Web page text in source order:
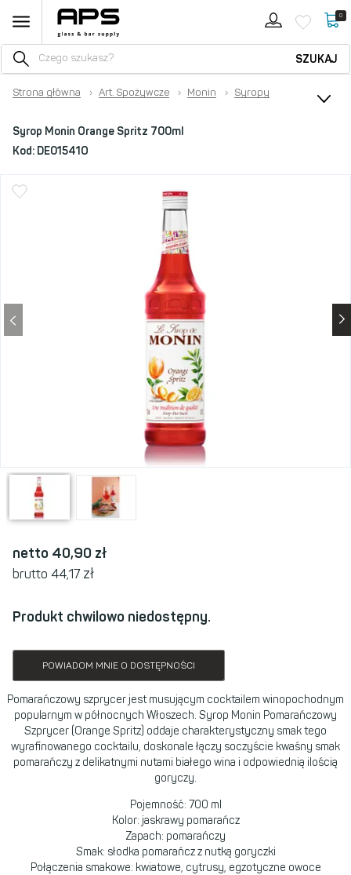
0
SZUKAJ
Strona główna › Art. Spożywcze › Monin › Syropy
Syrop Monin Orange Spritz 700ml
Kod: DE01541O
netto 40,90 zł
brutto 44,17 zł
Produkt chwilowo niedostępny.
POWIADOM MNIE O DOSTĘPNOŚCI
Pomarańczowy szprycer jest musującym cocktailem winopochodnym
popularnym w północnych Włoszech. Syrop Monin Pomarańczowy
Szprycer (Orange Spritz) oddaje charakterystyczny smak tego
wyrafinowanego cocktailu, doskonale łączy soczyście kwaśny smak
pomarańczy z delikatnymi nutami białego wina i odpowiednią ilością
goryczy.
Pojemność: 700 ml
Kolor: jaskrawy pomarańcz
Zapach: pomarańczy
Smak: słodka pomarańcz z nutką goryczki
Połączenia smakowe: kwiatowe, cytrusy, egzotyczne owoce